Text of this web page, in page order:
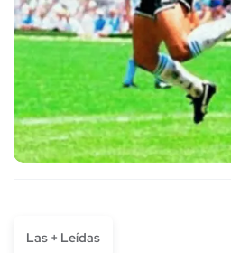
Las + Leídas